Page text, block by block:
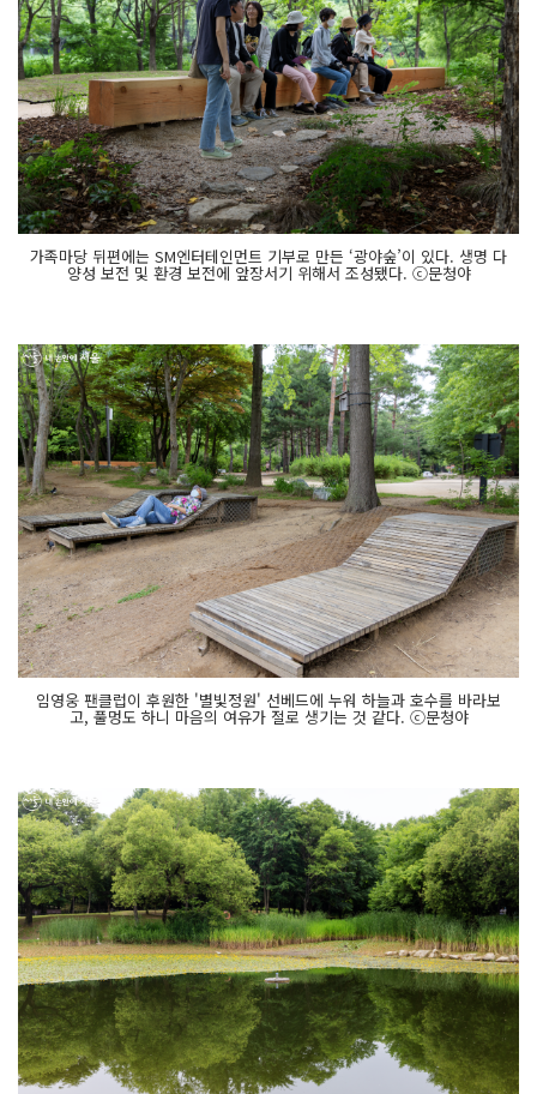
가족마당 뒤편에는 SM엔터테인먼트 기부로 만든 ‘광야숲’이 있다. 생명 다
양성 보전 및 환경 보전에 앞장서기 위해서 조성됐다. ⓒ문청야
임영웅 팬클럽이 후원한 '별빛정원' 선베드에 누워 하늘과 호수를 바라보
고, 풀멍도 하니 마음의 여유가 절로 생기는 것 같다. ⓒ문청야